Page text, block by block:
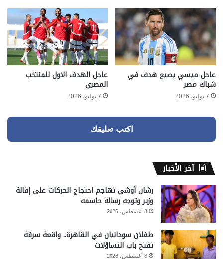
عاجل ميسي يضيع هدف في
شباك مصر
7 يوليو، 2026
عاجل الهدف الاول للمنتخب
المصري
7 يوليو، 2026
اكتب تعليقك
آخر الأخبار
رشان أوشي تهاجم احتجاج الحركات على إقالة
وزير وتوجه رسالة حاسمه
8 أغسطس، 2026
طفلان سودانيان في القاهرة.. واقعة سرقة
تفتح باب التساؤلات
8 أغسطس، 2026